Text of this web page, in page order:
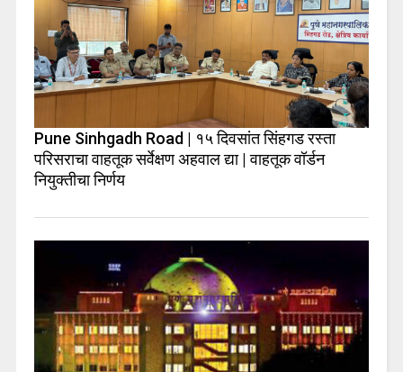
Pune Sinhgadh Road | १५ दिवसांत सिंहगड रस्ता
परिसराचा वाहतूक सर्वेक्षण अहवाल द्या | वाहतूक वॉर्डन
नियुक्तीचा निर्णय